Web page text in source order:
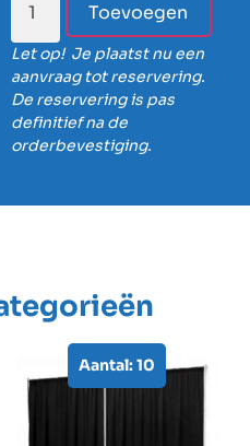
Toevoegen
Let op! Je plaatst nu een
aanvraag tot reservering.
De reservering is pas
definitief na de
orderbevestiging.
Aantal: 10